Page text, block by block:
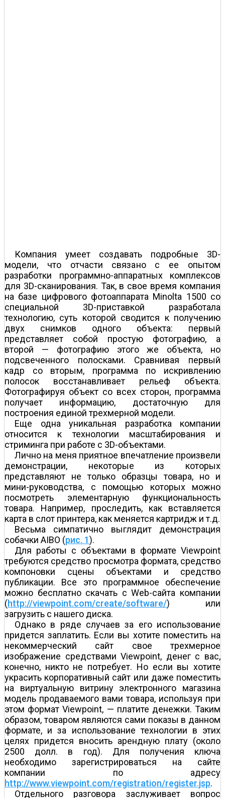
Компания умеет создавать подробные 3D-
модели, что отчасти связано с ее опытом
разработки программно-аппаратных комплексов
для 3D-сканирования. Так, в свое время компания
на базе цифрового фотоаппарата Minolta 1500 со
специальной 3D-приставкой разработала
технологию, суть которой сводится к получению
двух снимков одного объекта: первый
представляет собой простую фотографию, а
второй — фотографию этого же объекта, но
подсвеченного полосками. Сравнивая первый
кадр со вторым, программа по искривлению
полосок восстанавливает рельеф объекта.
Фотографируя объект со всех сторон, программа
получает информацию, достаточную для
построения единой трехмерной модели.
Еще одна уникальная разработка компании
относится к технологии масштабирования и
стриминга при работе с 3D-объектами.
Лично на меня приятное впечатление произвели
демонстрации, некоторые из которых
представляют не только образцы товара, но и
мини-руководства, с помощью которых можно
посмотреть элементарную функциональность
товара. Например, проследить, как вставляется
карта в слот принтера, как меняется картридж и т.д.
Весьма симпатично выглядит демонстрация
собачки AIBO (рис. 1).
Для работы с объектами в формате Viewpoint
требуются средство просмотра формата, средство
компоновки сцены объектами и средство
публикации. Все это программное обеспечение
можно бесплатно скачать с Web-сайта компании
(http://viewpoint.com/create/software/) или
загрузить с нашего диска.
Однако в ряде случаев за его использование
придется заплатить. Если вы хотите поместить на
некоммерческий сайт свое трехмерное
изображение средствами Viewpoint, денег с вас,
конечно, никто не потребует. Но если вы хотите
украсить корпоративный сайт или даже поместить
на виртуальную витрину электронного магазина
модель продаваемого вами товара, используя при
этом формат Viewpoint, — платите денежки. Таким
образом, товаром являются сами показы в данном
формате, и за использование технологии в этих
целях придется вносить арендную плату (около
2500 долл. в год). Для получения ключа
необходимо зарегистрироваться на сайте
компании по адресу
http://www.viewpoint.com/registration/register.jsp.
Отдельного разговора заслуживает вопрос